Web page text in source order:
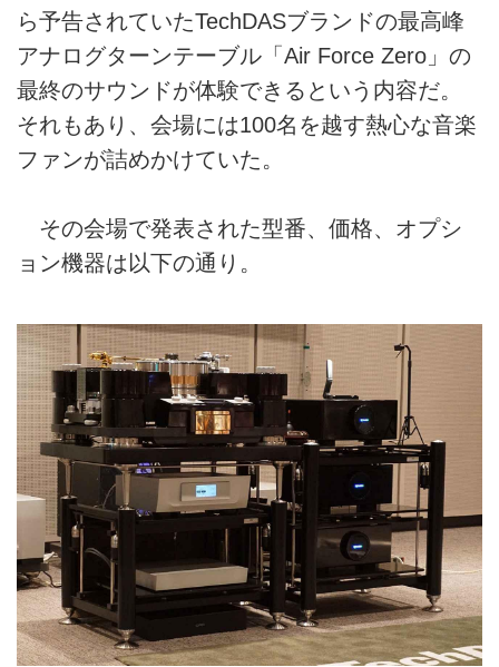
ら予告されていたTechDASブランドの最高峰
アナログターンテーブル「Air Force Zero」の
最終のサウンドが体験できるという内容だ。
それもあり、会場には100名を越す熱心な音楽
ファンが詰めかけていた。
その会場で発表された型番、価格、オプシ
ョン機器は以下の通り。